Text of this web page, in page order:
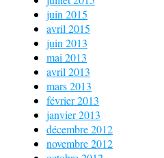
juin 2015
avril 2015
juin 2013
mai 2013
avril 2013
mars 2013
février 2013
janvier 2013
décembre 2012
novembre 2012